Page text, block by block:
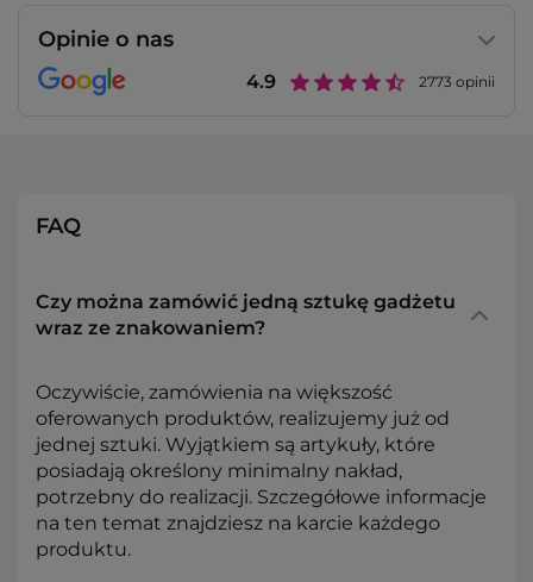
Opinie o nas
4.9 2773 opinii
FAQ
Czy można zamówić jedną sztukę gadżetu
wraz ze znakowaniem?
Oczywiście, zamówienia na większość
oferowanych produktów, realizujemy już od
jednej sztuki. Wyjątkiem są artykuły, które
posiadają określony minimalny nakład,
potrzebny do realizacji. Szczegółowe informacje
na ten temat znajdziesz na karcie każdego
produktu.